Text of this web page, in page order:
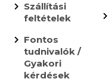
Szállítási
feltételek
Fontos
tudnivalók /
Gyakori
kérdések